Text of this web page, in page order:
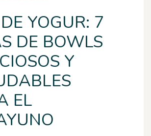
YOGUR: 7
DE BOWLS
Y
EL